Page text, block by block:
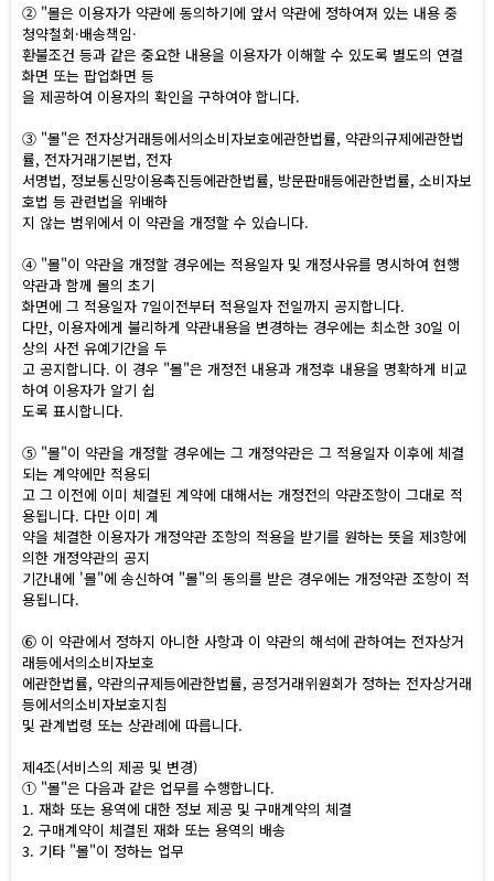
② "몰은 이용자가 약관에 동의하기에 앞서 약관에 정하여져 있는 내용 중
청약철회·배송책임·
환불조건 등과 같은 중요한 내용을 이용자가 이해할 수 있도록 별도의 연결
화면 또는 팝업화면 등
을 제공하여 이용자의 확인을 구하여야 합니다.
③ "몰"은 전자상거래등에서의소비자보호에관한법률, 약관의규제에관한법
률, 전자거래기본법, 전자
서명법, 정보통신망이용촉진등에관한법률, 방문판매등에관한법률, 소비자보
호법 등 관련법을 위배하
지 않는 범위에서 이 약관을 개정할 수 있습니다.
④ "몰"이 약관을 개정할 경우에는 적용일자 및 개정사유를 명시하여 현행
약관과 함께 몰의 초기
화면에 그 적용일자 7일이전부터 적용일자 전일까지 공지합니다.
다만, 이용자에게 불리하게 약관내용을 변경하는 경우에는 최소한 30일 이
상의 사전 유예기간을 두
고 공지합니다. 이 경우 "몰"은 개정전 내용과 개정후 내용을 명확하게 비교
하여 이용자가 알기 쉽
도록 표시합니다.
⑤ "몰"이 약관을 개정할 경우에는 그 개정약관은 그 적용일자 이후에 체결
되는 계약에만 적용되
고 그 이전에 이미 체결된 계약에 대해서는 개정전의 약관조항이 그대로 적
용됩니다. 다만 이미 계
약을 체결한 이용자가 개정약관 조항의 적용을 받기를 원하는 뜻을 제3항에
의한 개정약관의 공지
기간내에 '몰"에 송신하여 "몰"의 동의를 받은 경우에는 개정약관 조항이 적
용됩니다.
⑥ 이 약관에서 정하지 아니한 사항과 이 약관의 해석에 관하여는 전자상거
래등에서의소비자보호
에관한법률, 약관의규제등에관한법률, 공정거래위원회가 정하는 전자상거래
등에서의소비자보호지침
및 관계법령 또는 상관례에 따릅니다.
제4조(서비스의 제공 및 변경)
① "몰"은 다음과 같은 업무를 수행합니다.
1. 재화 또는 용역에 대한 정보 제공 및 구매계약의 체결
2. 구매계약이 체결된 재화 또는 용역의 배송
3. 기타 "몰"이 정하는 업무